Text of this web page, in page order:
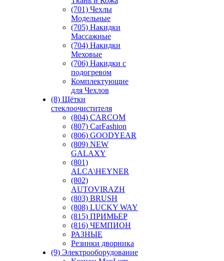
(701) Чехлы
Модельные
(705) Накидки
Массажные
(704) Накидки
Меховые
(706) Накидки с
подогревом
Комплектующие
для Чехлов
(8) Щётки
стеклоочистителя
(804) CARCOM
(807) CarFashion
(806) GOODYEAR
(809) NEW
GALAXY
(801)
ALCA\HEYNER
(802)
AUTOVIRAZH
(803) BRUSH
(808) LUCKY WAY
(815) ПРИМЬЕР
(816) ЧЕМПИОН
РАЗНЫЕ
Резинки дворника
(9) Электрооборудование